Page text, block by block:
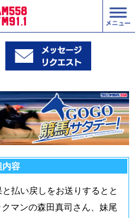
内容
払い戻しをお送りするとと
マンの森田真司さん、妹尾